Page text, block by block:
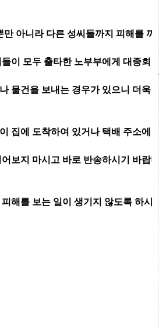
만 아니라 다른 성씨들까지 피해를
이 모두 출타한 노부부에게 대종회
물건을 보내는 경우가 있으니 더욱
집에 도착하여 있거나 택배 주소에
보지 마시고 바로 반송하시기 바랍
해를 보는 일이 생기지 않도록 하시